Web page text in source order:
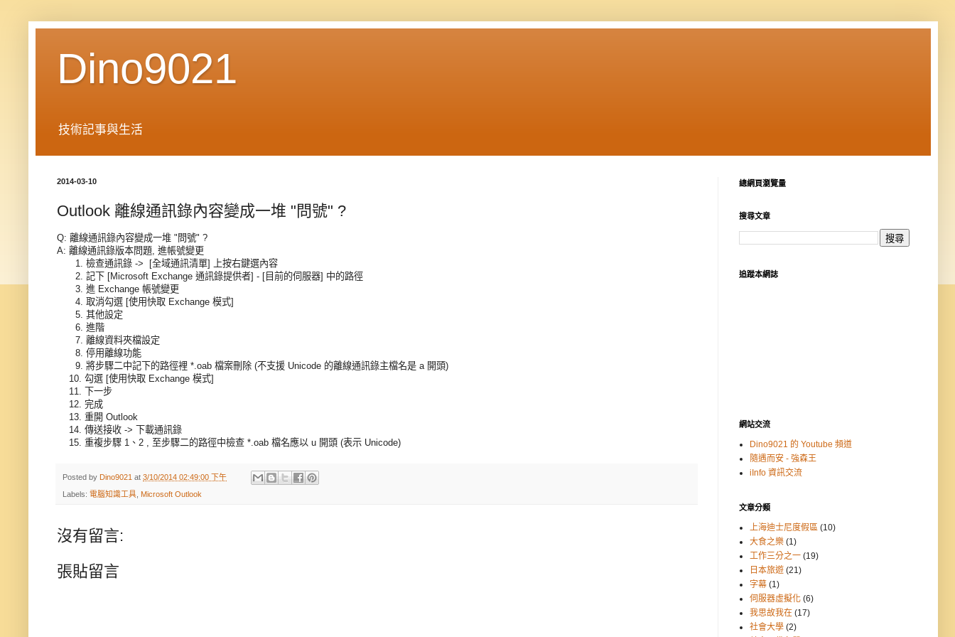
Dino9021
技術記事與生活
2014-03-10
Outlook 離線通訊錄內容變成一堆 "問號" ?
Q: 離線通訊錄內容變成一堆 "問號" ?
A: 離線通訊錄版本問題, 進帳號變更
1. 檢查通訊錄 -> [全域通訊清單] 上按右鍵選內容
2. 記下 [Microsoft Exchange 通訊錄提供者] - [目前的伺服器] 中的路徑
3. 進 Exchange 帳號變更
4. 取消勾選 [使用快取 Exchange 模式]
5. 其他設定
6. 進階
7. 離線資料夾檔設定
8. 停用離線功能
9. 將步驟二中記下的路徑裡 *.oab 檔案刪除 (不支援 Unicode 的離線通訊錄主檔名是 a 開頭)
10. 勾選 [使用快取 Exchange 模式]
11. 下一步
12. 完成
13. 重開 Outlook
14. 傳送接收 -> 下載通訊錄
15. 重複步驟 1、2 , 至步驟二的路徑中檢查 *.oab 檔名應以 u 開頭 (表示 Unicode)
Posted by Dino9021 at 3/10/2014 02:49:00 下午
Labels: 電腦知識工具, Microsoft Outlook
沒有留言:
張貼留言
總網頁瀏覽量
搜尋文章
追蹤本網誌
網站交流
Dino9021 的 Youtube 頻道
隨遇而安 - 強森王
iInfo 資訊交流
文章分類
上海迪士尼度假區 (10)
大食之樂 (1)
工作三分之一 (19)
日本旅遊 (21)
字幕 (1)
伺服器虛擬化 (6)
我思故我在 (17)
社會大學 (2)